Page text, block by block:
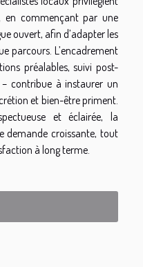
en commençant par une
ouvert, afin d’adapter les
parcours. L’encadrement
préalables, suivi post-
contribue à instaurer un
et bien-être priment.
et éclairée, la
demande croissante, tout
à long terme.